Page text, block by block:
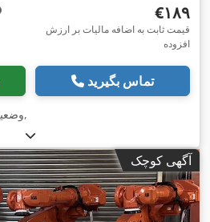
‎€۱۸۹
قیمت ثابت به اضافه مالیات بر ارزش
افزوده
تماس بگیرید
,
آگهی کوچک